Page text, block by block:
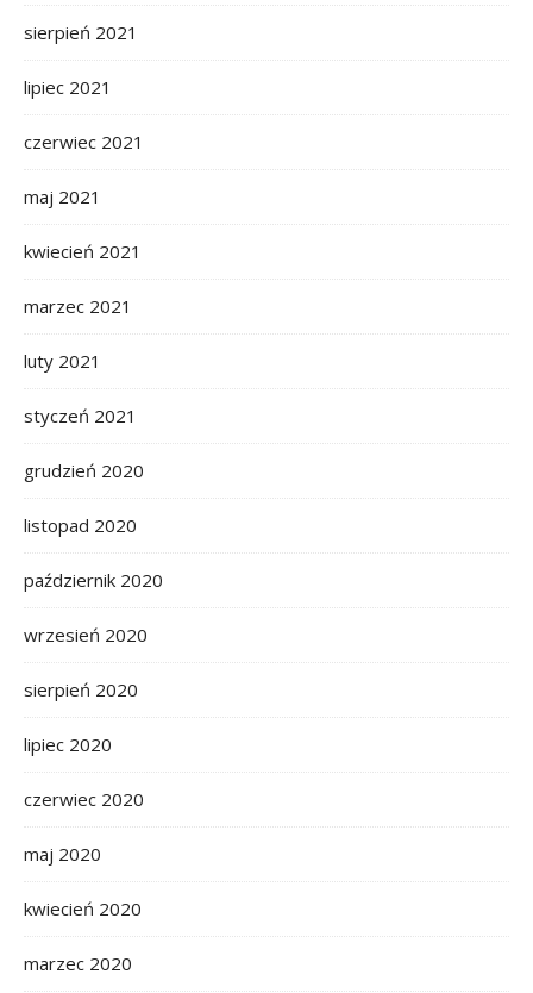
sierpień 2021
lipiec 2021
czerwiec 2021
maj 2021
kwiecień 2021
marzec 2021
luty 2021
styczeń 2021
grudzień 2020
listopad 2020
październik 2020
wrzesień 2020
sierpień 2020
lipiec 2020
czerwiec 2020
maj 2020
kwiecień 2020
marzec 2020